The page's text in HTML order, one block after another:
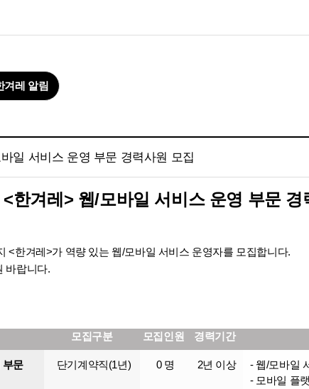
겨레 알림
일 서비스 운영 부문 경력사원 모집
<한겨레> 웹/모바일 서비스 운영 부문 경
<한겨레>가 역량 있는 웹/모바일 서비스 운영자를 모집합니다.
바랍니다.
모집구분 모집인원 경력기간
부문 단기계약직(1년) 0 명 2년 이상
- 웹/모바일
- 모바일 플